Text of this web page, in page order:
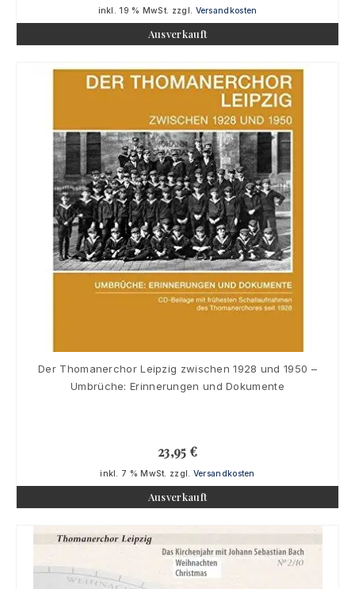
inkl. 19 % MwSt. zzgl. Versandkosten
Ausverkauft
Der Thomanerchor Leipzig zwischen 1928 und 1950 –
Umbrüche: Erinnerungen und Dokumente
23,95 €
inkl. 7 % MwSt. zzgl. Versandkosten
Ausverkauft